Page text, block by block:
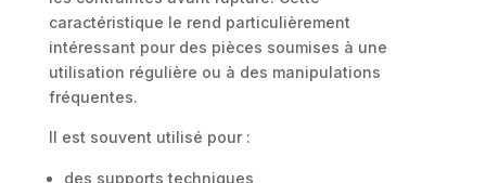
caractéristique le rend particulièrement
intéressant pour des pièces soumises à une
utilisation régulière ou à des manipulations
fréquentes.
Il est souvent utilisé pour :
des supports techniques